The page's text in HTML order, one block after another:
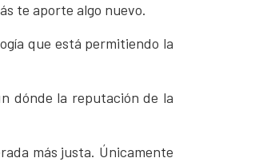
te aporte algo nuevo.
que está permitiendo la
dónde la reputación de la
más justa. Únicamente